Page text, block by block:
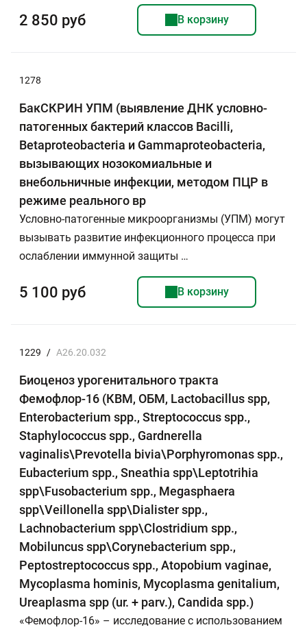
2 850 руб В корзину
1278
БакСКРИН УПМ (выявление ДНК условно-
патогенных бактерий классов Bacilli,
Betaproteobacteria и Gammaproteobacteria,
вызывающих нозокомиальные и
внебольничные инфекции, методом ПЦР в
режиме реального вр
Условно-патогенные микроорганизмы (УПМ) могут
вызывать развитие инфекционного процесса при
ослаблении иммунной защиты …
5 100 руб В корзину
1229 / A26.20.032
Биоценоз урогенитального тракта
Фемофлор-16 (КВМ, ОБМ, Lactobacillus spp,
Enterobacterium spp., Streptococcus spp.,
Staphylococcus spp., Gardnerella
vaginalis\Prevotella bivia\Porphyromonas spp.,
Eubacterium spp., Sneathia spp\Leptotrihia
spp\Fusobacterium spp., Megasphaera
spp\Veillonella spp\Dialister spp.,
Lachnobacterium spp\Clostridium spp.,
Mobiluncus spp\Corynebacterium spp.,
Peptostreptococcus spp., Atopobium vaginae,
Mycoplasma hominis, Mycoplasma genitalium,
Ureaplasma spp (ur. + parv.), Candida spp.)
«Фемофлор-16» – исследование с использованием